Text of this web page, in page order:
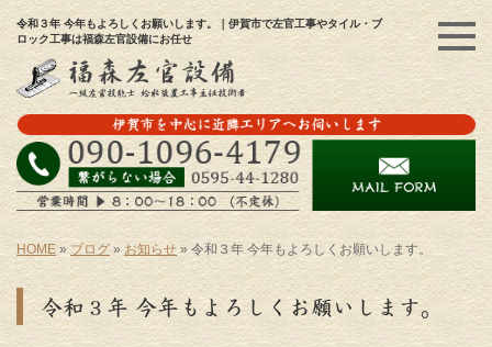
令和３年 今年もよろしくお願いします。｜伊賀市で左官工事やタイル・ブ
ロック工事は福森左官設備にお任せ
HOME» ブログ » お知らせ »令和３年 今年もよろしくお願いします。
令和３年 今年もよろしくお願いします。